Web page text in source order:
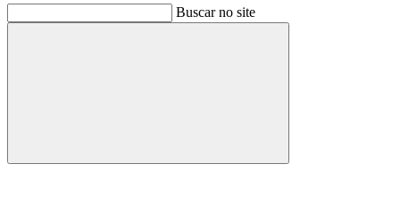
Buscar no site
Buscar